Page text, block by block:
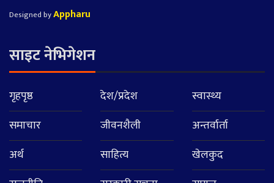
Designed byAppharu
साइट नेभिगेशन
गृहपृष्ठ
समाचार
अर्थ
देश/प्रदेश
जीवनशैली
साहित्य
स्वास्थ्य
अन्तर्वार्ता
खेलकुद